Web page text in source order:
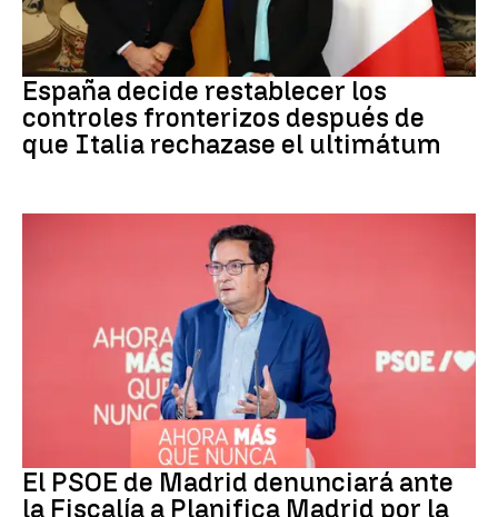
CRISIS MIGRATORIA
España decide restablecer los
controles fronterizos después de
que Italia rechazase el ultimátum
El PSOE de Madrid denunciará ante
la Fiscalía a Planifica Madrid por la